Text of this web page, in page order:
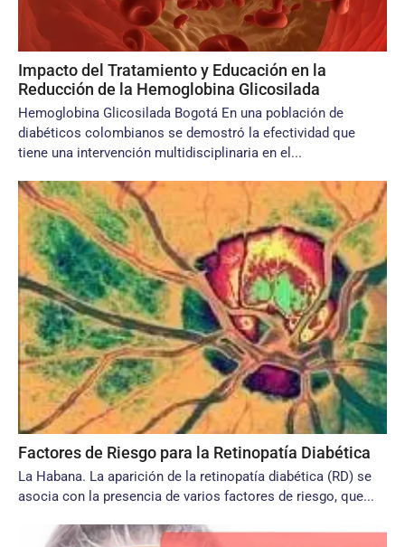
Impacto del Tratamiento y Educación en la
Reducción de la Hemoglobina Glicosilada
Hemoglobina Glicosilada Bogotá En una población de
diabéticos colombianos se demostró la efectividad que
tiene una intervención multidisciplinaria en el...
Factores de Riesgo para la Retinopatía Diabética
La Habana. La aparición de la retinopatía diabética (RD) se
asocia con la presencia de varios factores de riesgo, que...